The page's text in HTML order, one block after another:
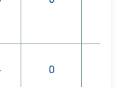
в условиях
вести
деятельность и
0